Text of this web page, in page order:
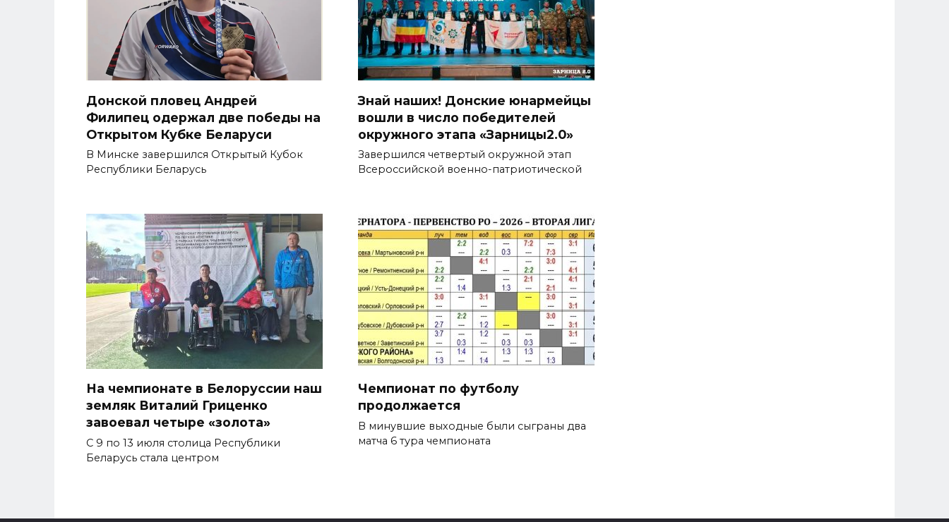
Донской пловец Андрей
Филипец одержал две победы на
Открытом Кубке Беларуси
В Минске завершился Открытый Кубок
Республики Беларусь
Знай наших! Донские юнармейцы
вошли в число победителей
окружного этапа «Зарницы2.0»
Завершился четвертый окружной этап
Всероссийской военно-патриотической
На чемпионате в Белоруссии наш
земляк Виталий Гриценко
завоевал четыре «золота»
С 9 по 13 июля столица Республики
Беларусь стала центром
Чемпионат по футболу
продолжается
В минувшие выходные были сыграны два
матча 6 тура чемпионата